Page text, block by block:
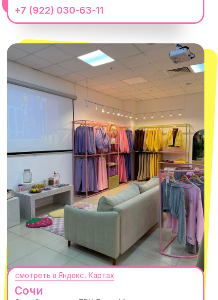
+7 (932) 602-41-15
Оплата долями
Size guide
ПОКУПАТЕЛЯМ
Вакансии
Реквизиты
Магазины
Наши путешествия
Наши проекты
Новости
Каталог
О КОМПАНИИ
Нажимая "Подписаться", вы соглашаетесь с
Политикой обработки
Согласием на рассылку электронных
ПОДПИСАТЬСЯ
СЕКРЕТНЫЕ ПРОМОКОДЫ, ПРИГЛАШЕНИЯ
НА МЕРОПРИЯТИЯ И АНОНСЫ НОВИНОК
РАНЬШЕ ВСЕХ
@MACROCOSM_STORE
MACROCOSM
000+ подписчиков
14'000+ подписчиков в нашем Telegram-канале